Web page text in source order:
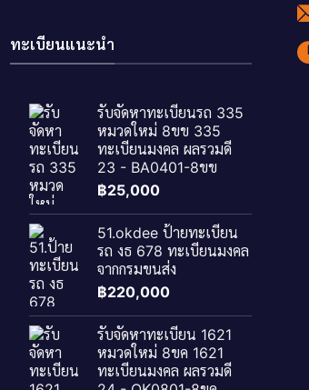
ทะเบียนแนะนำ
รับจัดหาทะเบียนรถ 335
หมวดใหม่ 8ขข 335
ทะเบียนมงคล ผลรวมดี
23 - BA0401-8ขข
฿25,000
51.okdee ป้ายทะเบียน
รถ งธ 678 ทะเบียนมงคล
จากกรมขนส่ง
฿220,000
รับจัดหาทะเบียน 1621
หมวดใหม่ 8ขค 1621
ทะเบียนมงคล ผลรวมดี